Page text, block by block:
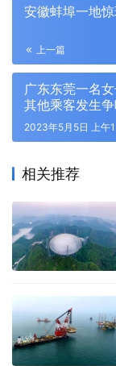
安徽蚌埠一地
上一篇
广东东莞一名
其他乘客发生
2023年5月5日 上午
相关推荐